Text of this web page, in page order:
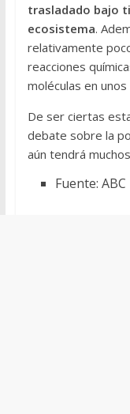
trasladado bajo
ecosistema.
relativamente
reacciones
moléculas en
De ser ciertas
debate sobre la
aún tendrá
Fuente: ABC